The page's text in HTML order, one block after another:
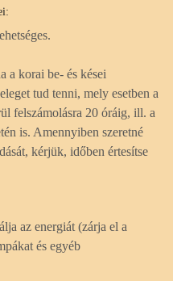
a korai be- és kései
tud tenni, mely esetben a
felszámolásra 20 óráig, ill. a
is. Amennyiben szeretné
kérjük, időben értesítse
az energiát (zárja el a
és egyéb